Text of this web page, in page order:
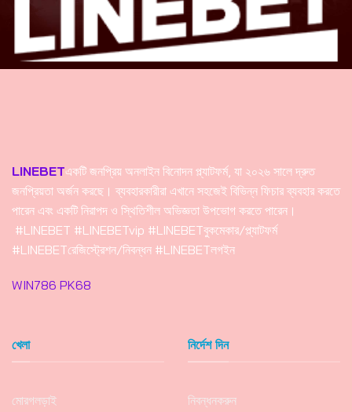
LINEBETএকটি জনপ্রিয় অনলাইন বিনোদন প্ল্যাটফর্ম, যা ২০২৬ সালে দ্রুত
জনপ্রিয়তা অর্জন করছে। ব্যবহারকারীরা এখানে সহজেই বিভিন্ন ফিচার ব্যবহার করতে
পারেন এবং একটি নিরাপদ ও স্থিতিশীল অভিজ্ঞতা উপভোগ করতে পারেন।
#LINEBET #LINEBETvip #LINEBETবুকমেকার/প্ল্যাটফর্ম
#LINEBETরেজিস্ট্রেশন/নিবন্ধন #LINEBETলগইন
WIN786 PK68
খেলা
মোরগলড়াই
নির্দেশ দিন
নিবন্ধনকরুন